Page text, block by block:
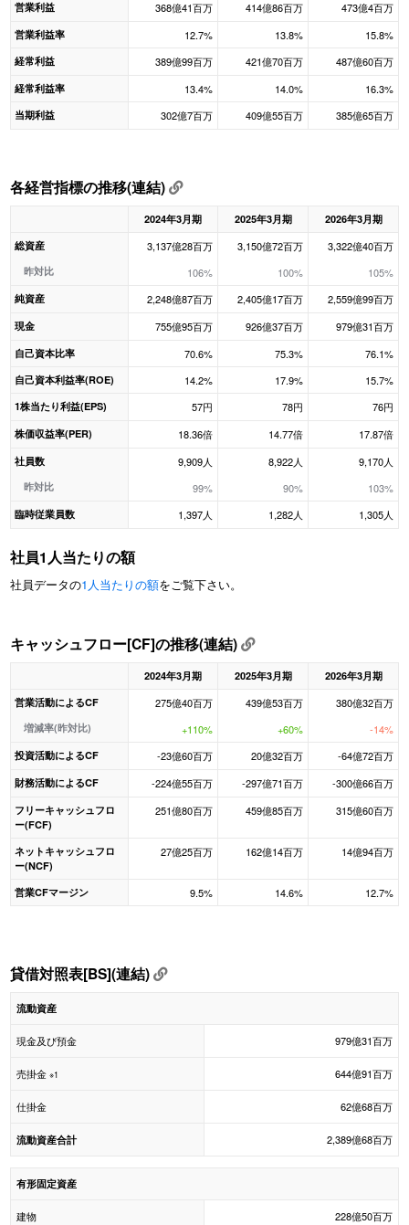
営業利益 368億41百万 414億86百万 473億4百万
営業利益率 12.7% 13.8% 15.8%
経常利益 389億99百万 421億70百万 487億60百万
経常利益率 13.4% 14.0% 16.3%
当期利益 302億7百万 409億55百万 385億65百万
各経営指標の推移(連結)
2024年3月期 2025年3月期
2026年3月期
総資産
昨対比
3,137億28百万
106%
3,150億72百万
100%
3,322億40百万
105%
純資産 2,248億87百万 2,405億17百万 2,559億99百万
現金 755億95百万 926億37百万 979億31百万
自己資本比率 70.6% 75.3% 76.1%
自己資本利益率(ROE) 14.2% 17.9% 15.7%
1株当たり利益(EPS) 57円 78円 76円
株価収益率(PER) 18.36倍 14.77倍 17.87倍
社員数
昨対比
9,909人
99%
8,922人
90%
9,170人
103%
臨時従業員数 1,397人 1,282人 1,305人
社員1人当たりの額
社員データの1人当たりの額をご覧下さい。
キャッシュフロー[CF]の推移(連結)
2024年3月期 2025年3月期
2026年3月期
営業活動によるCF
増減率(昨対比)
275億40百万
+110%
439億53百万
+60%
380億32百万
-14%
投資活動によるCF -23億60百万 20億32百万 -64億72百万
財務活動によるCF -224億55百万 -297億71百万 -300億66百万
フリーキャッシュフロ
ー(FCF)
251億80百万 459億85百万 315億60百万
ネットキャッシュフロ
ー(NCF)
27億25百万 162億14百万 14億94百万
営業CFマージン 9.5% 14.6% 12.7%
貸借対照表[BS](連結)
流動資産
現金及び預金 979億31百万
売掛金 ※1 644億91百万
仕掛金 62億68百万
流動資産合計 2,389億68百万
有形固定資産
建物 228億50百万